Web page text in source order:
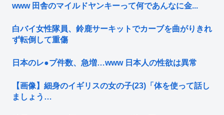
www 田舎のマイルドヤンキーって何であんなに金...
白バイ女性隊員、鈴鹿サーキットでカーブを曲がりきれ
ず転倒して重傷
日本のレ●プ件数、急増…www 日本人の性欲は異常
【画像】細身のイギリスの女の子(23)「体を使って話し
ましょう…